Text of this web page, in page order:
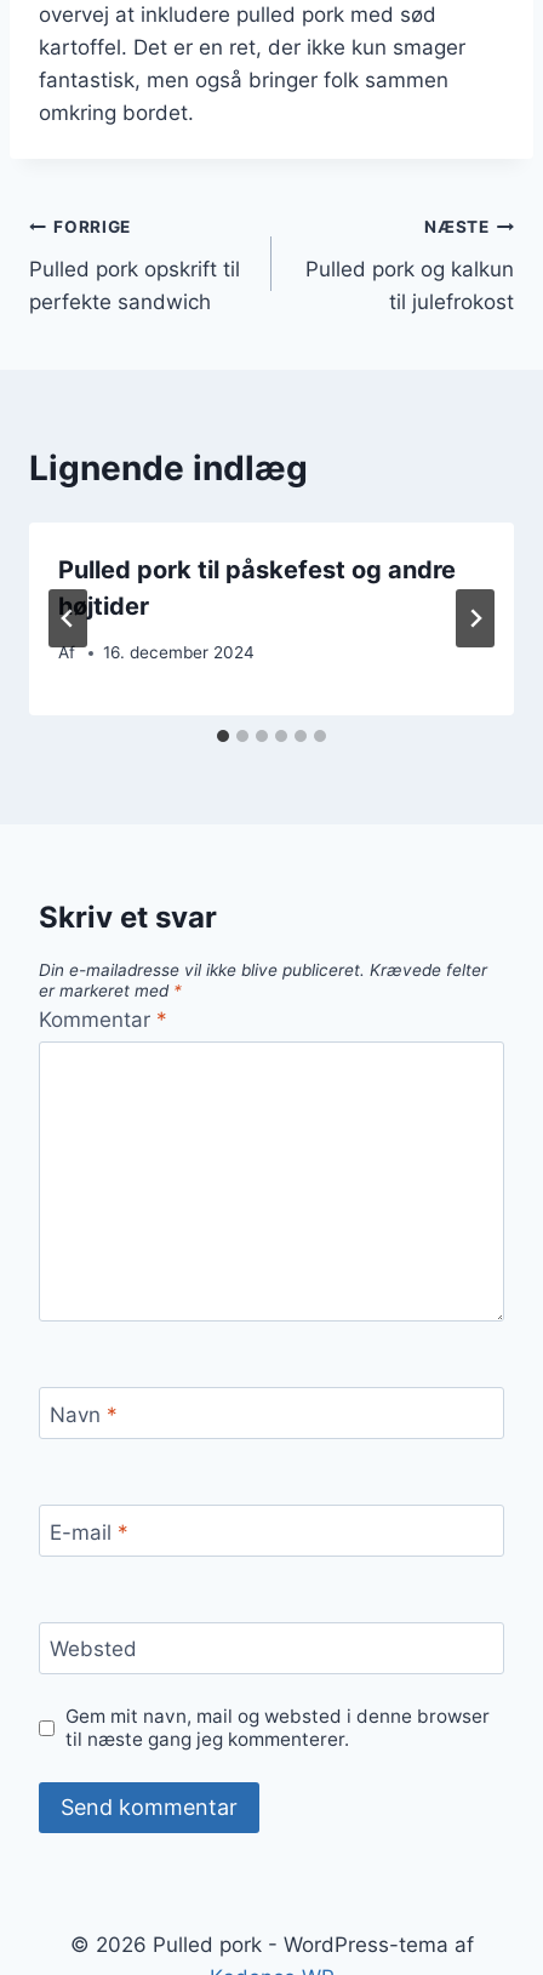
overvej at inkludere pulled pork med sød
kartoffel. Det er en ret, der ikke kun smager
fantastisk, men også bringer folk sammen
omkring bordet.
Indlægsnavigation
FORRIGE
Pulled pork opskrift til
perfekte sandwich
NÆSTE
Pulled pork og kalkun
til julefrokost
Lignende indlæg
Pulled pork til påskefest og andre
højtider
Af 16. december 2024
Skriv et svar
Din e-mailadresse vil ikke blive publiceret. Krævede felter
er markeret med *
Kommentar *
Navn *
E-mail *
Websted
Gem mit navn, mail og websted i denne browser
til næste gang jeg kommenterer.
© 2026 Pulled pork - WordPress-tema af